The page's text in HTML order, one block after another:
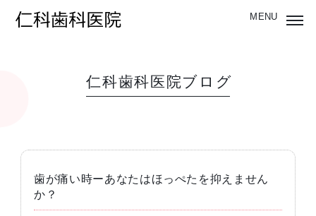
仁科歯科医院ブログ
歯が痛い時ーあなたはほっぺたを抑えません
か？